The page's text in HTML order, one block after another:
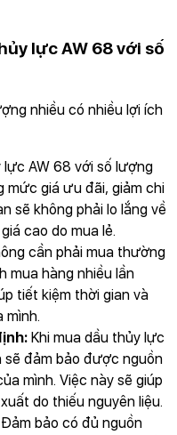
lực AW 68 với số
nhiều có nhiều lợi ích
lực AW 68 với số lượng
mức giá ưu đãi, giảm chi
sẽ không phải lo lắng về
cao do mua lẻ.
cần phải mua thường
mua hàng nhiều lần
tiết kiệm thời gian và
mình.
Khi mua dầu thủy lực
sẽ đảm bảo được nguồn
mình. Việc này sẽ giúp
do thiếu nguyên liệu.
Đảm bảo có đủ nguồn